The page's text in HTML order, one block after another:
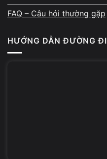
FAQ – Câu hỏi thường gặp
HƯỚNG DẪN ĐƯỜNG ĐI